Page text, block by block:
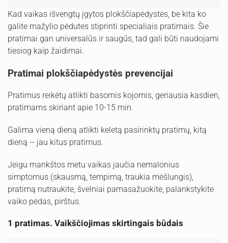
Kad vaikas išvengtų įgytos plokščiapėdystės, be kita ko
galite mažylio pėdutes stiprinti specialiais pratimais. Šie
pratimai gan universalūs ir saugūs, tad gali būti naudojami
tiesiog kaip žaidimai.
Pratimai plokščiapėdystės prevencijai
Pratimus reikėtų atlikti basomis kojomis, geriausia kasdien,
pratimams skiriant apie 10-15 min.
Galima vieną dieną atlikti keletą pasirinktų pratimų, kitą
dieną – jau kitus pratimus.
Jeigu mankštos metu vaikas jaučia nemalonius
simptomus (skausmą, tempimą, traukia mėšlungis),
pratimą nutraukite, švelniai pamasažuokite, palankstykite
vaiko pėdas, pirštus.
1 pratimas. Vaikščiojimas skirtingais būdais